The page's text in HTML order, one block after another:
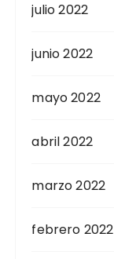
julio 2022
junio 2022
mayo 2022
abril 2022
marzo 2022
febrero 2022